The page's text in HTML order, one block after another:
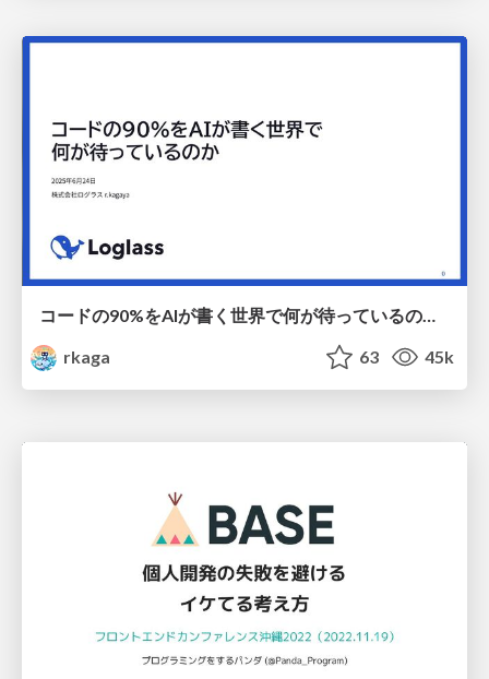
コードの90%をAIが書く世界で何が待っているのか / What awaits us in a world where 90% of the code is written by AI
rkaga
63 45k